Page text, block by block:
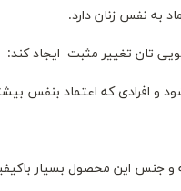
به نفس زنان دارد.
تان تغییر مثبت ایجاد کند:
که اعتماد بنفس
و جنس این محصول بسیار